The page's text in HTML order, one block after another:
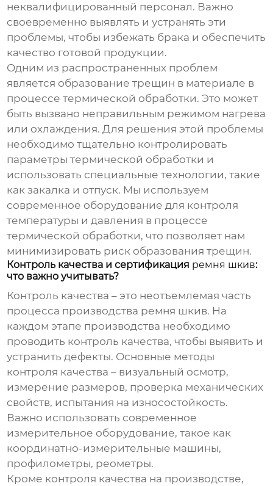
неквалифицированный персонал. Важно
своевременно выявлять и устранять эти
проблемы, чтобы избежать брака и обеспечить
качество готовой продукции.
Одним из распространенных проблем
является образование трещин в материале в
процессе термической обработки. Это может
быть вызвано неправильным режимом нагрева
или охлаждения. Для решения этой проблемы
необходимо тщательно контролировать
параметры термической обработки и
использовать специальные технологии, такие
как закалка и отпуск. Мы используем
современное оборудование для контроля
температуры и давления в процессе
термической обработки, что позволяет нам
минимизировать риск образования трещин.
Контроль качества и сертификация ремня шкив:
что важно учитывать?
Контроль качества – это неотъемлемая часть
процесса производства ремня шкив. На
каждом этапе производства необходимо
проводить контроль качества, чтобы выявить и
устранить дефекты. Основные методы
контроля качества – визуальный осмотр,
измерение размеров, проверка механических
свойств, испытания на износостойкость.
Важно использовать современное
измерительное оборудование, такое как
координатно-измерительные машины,
профилометры, реометры.
Кроме контроля качества на производстве,